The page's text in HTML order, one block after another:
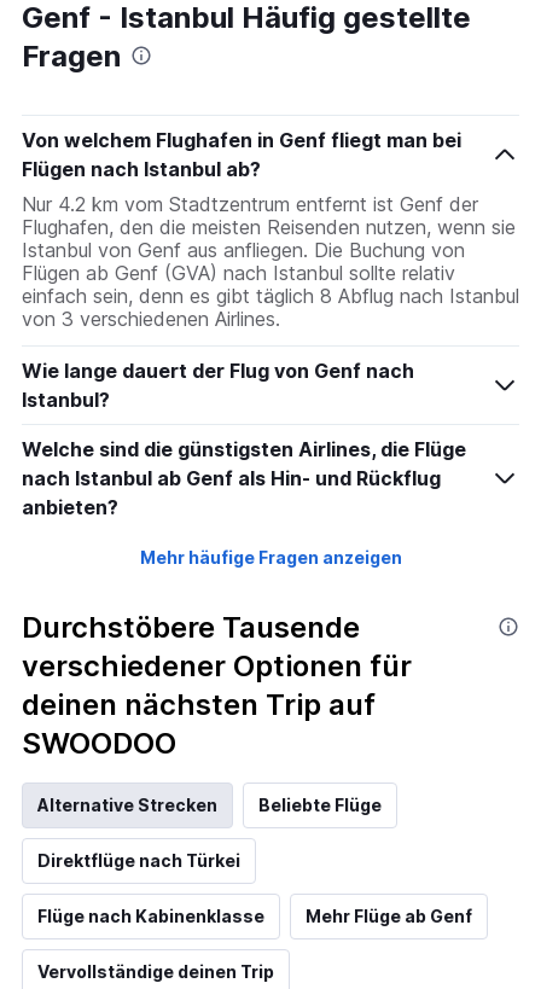
Genf - Istanbul Häufig gestellte
Fragen
Von welchem Flughafen in Genf fliegt man bei
Flügen nach Istanbul ab?
Nur 4.2 km vom Stadtzentrum entfernt ist Genf der
Flughafen, den die meisten Reisenden nutzen, wenn sie
Istanbul von Genf aus anfliegen. Die Buchung von
Flügen ab Genf (GVA) nach Istanbul sollte relativ
einfach sein, denn es gibt täglich 8 Abflug nach Istanbul
von 3 verschiedenen Airlines.
Wie lange dauert der Flug von Genf nach
Istanbul?
Welche sind die günstigsten Airlines, die Flüge
nach Istanbul ab Genf als Hin- und Rückflug
anbieten?
Mehr häufige Fragen anzeigen
Durchstöbere Tausende
verschiedener Optionen für
deinen nächsten Trip auf
SWOODOO
Alternative Strecken Beliebte Flüge
Direktflüge nach Türkei
Flüge nach Kabinenklasse Mehr Flüge ab Genf
Vervollständige deinen Trip